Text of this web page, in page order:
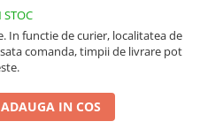
STOC
In functie de curier, localitatea de
comanda, timpii de livrare pot
ADAUGA IN COS